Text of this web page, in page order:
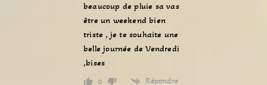
beaucoup de pluie sa vas
être un weekend bien
triste , je te souhaite une
belle journée de Vendredi
,bises
0 Répondre